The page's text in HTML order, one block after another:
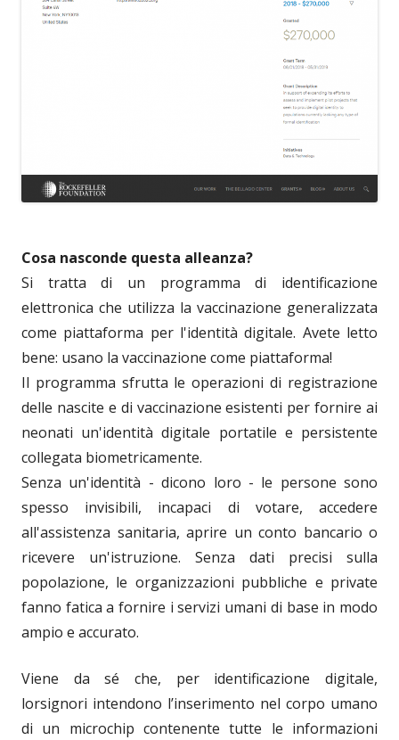
Cosa nasconde questa alleanza?
Si tratta di un programma di identificazione
elettronica che utilizza la vaccinazione generalizzata
come piattaforma per l'identità digitale. Avete letto
bene: usano la vaccinazione come piattaforma!
Il programma sfrutta le operazioni di registrazione
delle nascite e di vaccinazione esistenti per fornire ai
neonati un'identità digitale portatile e persistente
collegata biometricamente.
Senza un'identità - dicono loro - le persone sono
spesso invisibili, incapaci di votare, accedere
all'assistenza sanitaria, aprire un conto bancario o
ricevere un'istruzione. Senza dati precisi sulla
popolazione, le organizzazioni pubbliche e private
fanno fatica a fornire i servizi umani di base in modo
ampio e accurato.
Viene da sé che, per identificazione digitale,
lorsignori intendono l’inserimento nel corpo umano
di un microchip contenente tutte le informazioni